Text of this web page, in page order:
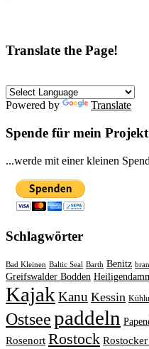
Translate the Page!
Powered by Translate
Spende für mein
...werde mit einer kleinen
Schlagwörter
Bad Kleinen Baltic Seal Barth Benitz
Greifswalder Bodden
Kajak Kanu Kessin
Ostseepaddeln
Rosenort Rostock